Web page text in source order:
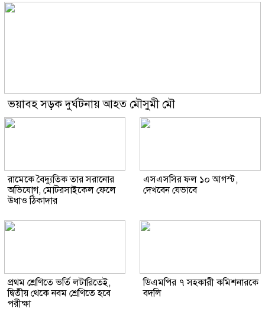
ভয়াবহ সড়ক দুর্ঘটনায় আহত মৌসুমী মৌ
রামেকে বৈদ্যুতিক তার সরানোর
অভিযোগ, মোটরসাইকেল ফেলে
উধাও ঠিকাদার
এসএসসির ফল ১০ আগস্ট,
দেখবেন যেভাবে
প্রথম শ্রেণিতে ভর্তি লটারিতেই,
দ্বিতীয় থেকে নবম শ্রেণিতে হবে
পরীক্ষা
ডিএমপির ৭ সহকারী কমিশনারকে
বদলি